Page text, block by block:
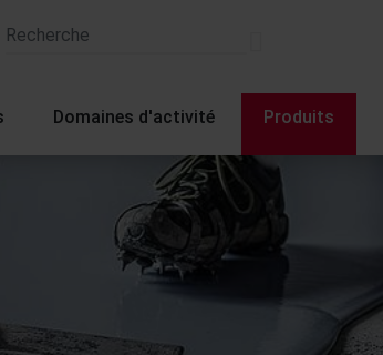
Domaines d'activité Produits